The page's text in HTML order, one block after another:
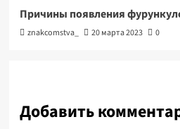
Причины появления
znakcomstva_ 20 марта 2023 0
Добавить